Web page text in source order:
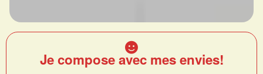
Je compose avec mes envies!